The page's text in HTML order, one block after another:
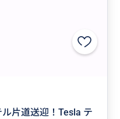
片道送迎！Tesla テ